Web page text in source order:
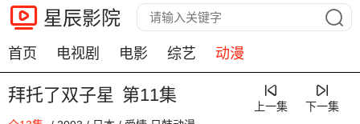
星辰影院
首页 电视剧 电影 综艺 动漫
拜托了双子星 第11集
上一集 下一集